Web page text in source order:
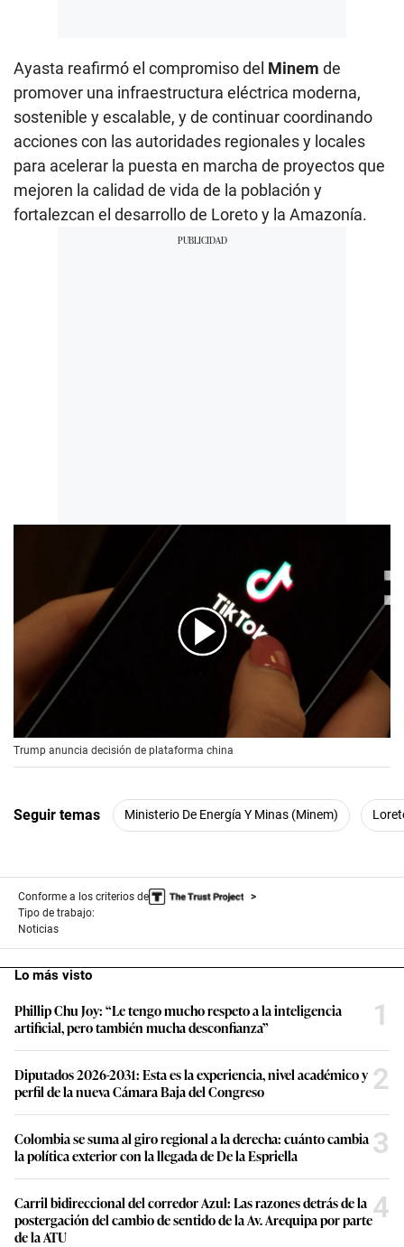
Ayasta reafirmó el compromiso del Minem de
promover una infraestructura eléctrica moderna,
sostenible y escalable, y de continuar coordinando
acciones con las autoridades regionales y locales
para acelerar la puesta en marcha de proyectos que
mejoren la calidad de vida de la población y
fortalezcan el desarrollo de Loreto y la Amazonía.
Trump anuncia decisión de plataforma china
Seguir temas Ministerio De Energía Y Minas (Minem)
Conforme a los criterios de
Tipo de trabajo:
Noticias
Lo más visto
Phillip Chu Joy: “Le tengo mucho respeto a la inteligencia
artificial, pero también mucha desconfianza”
1
Diputados 2026-2031: Esta es la experiencia, nivel académico y
perfil de la nueva Cámara Baja del Congreso
2
Colombia se suma al giro regional a la derecha: cuánto cambia
la política exterior con la llegada de De la Espriella
3
Carril bidireccional del corredor Azul: Las razones detrás de la
postergación del cambio de sentido de la Av. Arequipa por parte
de la ATU
4